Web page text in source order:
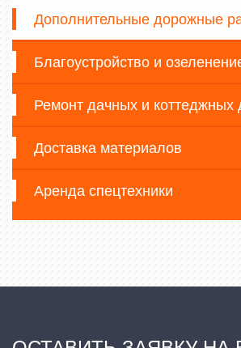
Дополнительные дорожные
Благоустройство и
Ремонт дачных и коттеджных
Доставка материалов
Аренда спецтехники